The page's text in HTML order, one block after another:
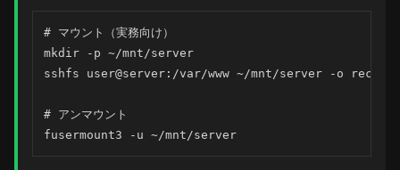
# マウント（実務向け）
mkdir -p ~/mnt/server
sshfs user@server:/var/www ~/mnt/server -o
# アンマウント
fusermount3 -u ~/mnt/server